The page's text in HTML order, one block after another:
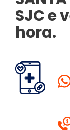
SJC e
hora.